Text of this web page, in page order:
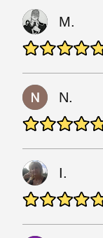
M.
N.
I.